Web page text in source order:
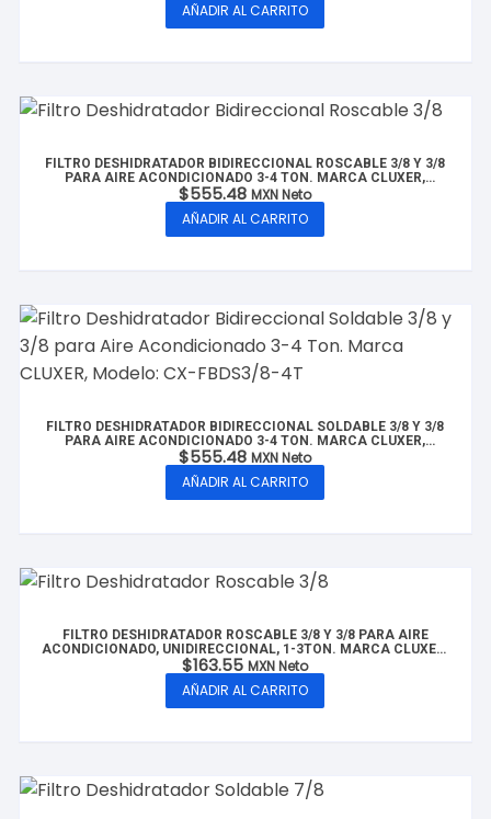
AÑADIR AL CARRITO
FILTRO DESHIDRATADOR BIDIRECCIONAL ROSCABLE 3/8 Y 3/8
PARA AIRE ACONDICIONADO 3-4 TON. MARCA CLUXER,
MODELO: CX-FBDR3/8-4T
$555.48 MXN Neto
AÑADIR AL CARRITO
FILTRO DESHIDRATADOR BIDIRECCIONAL SOLDABLE 3/8 Y 3/8
PARA AIRE ACONDICIONADO 3-4 TON. MARCA CLUXER,
MODELO: CX-FBDS3/8-4T
$555.48 MXN Neto
AÑADIR AL CARRITO
FILTRO DESHIDRATADOR ROSCABLE 3/8 Y 3/8 PARA AIRE
ACONDICIONADO, UNIDIRECCIONAL, 1-3TON. MARCA CLUXER,
MODELO: CX-FDR3/8-3T
$163.55 MXN Neto
AÑADIR AL CARRITO